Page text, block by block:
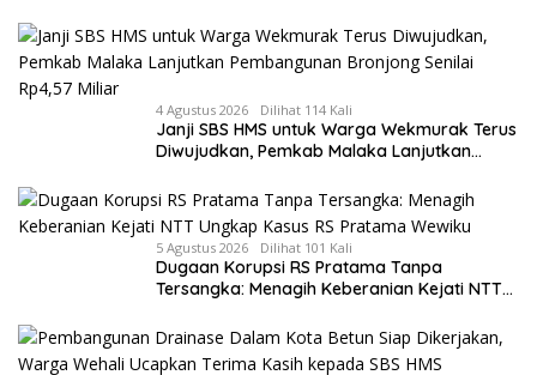
Tujuan
4 Agustus 2026 Dilihat 114 Kali
Janji SBS HMS untuk Warga Wekmurak Terus
Diwujudkan, Pemkab Malaka Lanjutkan
5 Agustus 2026 Dilihat 101 Kali
Dugaan Korupsi RS Pratama Tanpa
Tersangka: Menagih Keberanian Kejati NTT